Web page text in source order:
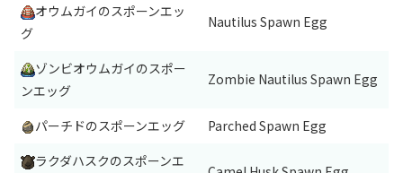
オウムガイのスポーンエッ
グ
Nautilus Spawn Egg
ゾンビオウムガイのスポー
ンエッグ
Zombie Nautilus Spawn Egg
パーチドのスポーンエッグ
Parched Spawn Egg
ラクダハスクのスポーンエ